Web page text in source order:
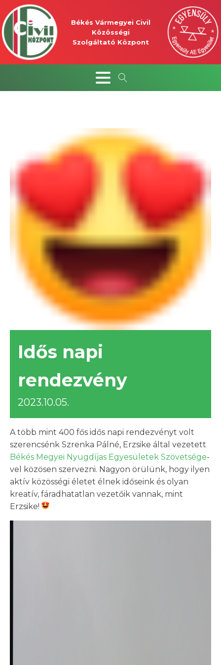
Békés Vármegyei Civil
Közösségi
Szolgáltató Központ
Idős napi
rendezvény
2023.10.05.
A több mint 400 fős idős napi rendezvényt volt
szerencsénk Szrenka Pálné, Erzsike által vezetett
Békés Megyei Nyugdíjas Egyesületek Szövetsége-
vel közösen szervezni. Nagyon örülünk, hogy ilyen
aktív közösségi életet élnek időseink és olyan
kreatív, fáradhatatlan vezetőik vannak, mint
Erzsike!